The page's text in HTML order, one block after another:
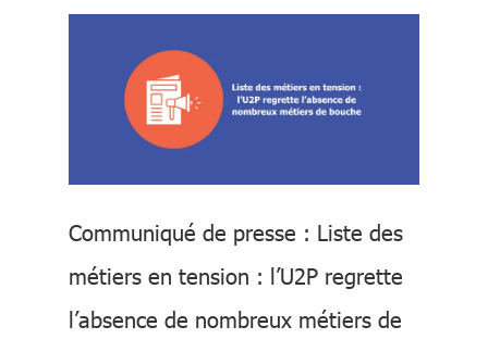
Communiqué de presse : Liste des
métiers en tension : l’U2P regrette
l’absence de nombreux métiers de